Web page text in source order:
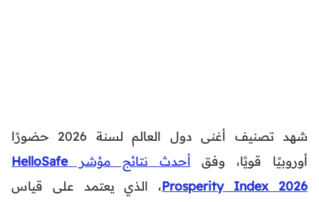
شهد تصنيف أغنى دول العالم لسنة 2026 حضورًا
أوروبيًا قويًا، وفق أحدث نتائج مؤشرHelloSafe
Prosperity Index 2026، الذي يعتمد على قياس